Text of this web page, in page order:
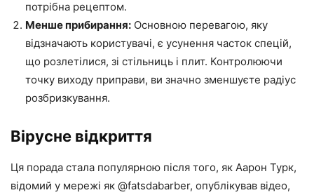
потрібна рецептом.
Менше прибирання: Основною перевагою, яку
відзначають користувачі, є усунення часток спецій,
що розлетілися, зі стільниць і плит. Контролюючи
точку виходу приправи, ви значно зменшуєте радіус
розбризкування.
Вірусне відкриття
Ця порада стала популярною після того, як Аарон Турк,
відомий у мережі як @fatsdabarber, опублікував відео,